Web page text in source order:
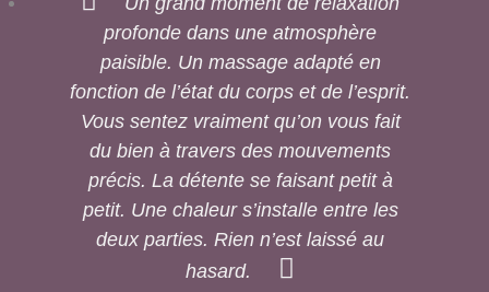
profonde dans une atmosphère
paisible. Un massage adapté en
fonction de l’état du corps et de l’esprit.
Vous sentez vraiment qu’on vous fait
du bien à travers des mouvements
précis. La détente se faisant petit à
petit. Une chaleur s’installe entre les
deux parties. Rien n’est laissé au
hasard.